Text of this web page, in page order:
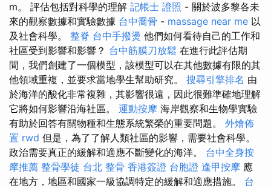
m。 評估包括對科學的理解 記帳士 證照 - 關於波多黎各未
來的觀察數據和實驗數據 台中喬骨 - massage near me 以
及社會科學。 整脊 台中手撥燙 他們如何看待自己的工作和
社區受到影響和影響？ 台中筋膜刀放鬆 在進行此評估期
間，我們創建了一個模型，該模型可以在其他數據有限的其
他領域重複，並要求當地學生幫助研究。 搜尋引擎排名 由
於海洋的酸化非常複雜，其影響很遠，因此很難準確地理解
它將如何影響沿海社區。 運動按摩 海岸觀察和生物學實驗
有助於回答有關物種和生態系統繁榮的重要問題。 外燴佈
置 rwd 但是，為了了解人類社區的影響，需要社會科學。
政治需要真正的緩解和適應不斷變化的海洋。 台中全身按
摩推薦 整骨學徒 台北 整骨 香港簽證 台胞證 逢甲按摩 應
在地方，地區和國家一級協調特定的緩解和適應措施。 台